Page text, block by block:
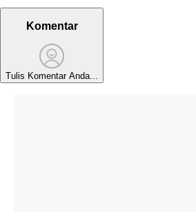
Komentar
Tulis Komentar Anda...